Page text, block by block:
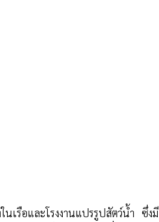
เรือและโรงงานแปรรูปสัตว์น้ำ ซึ่งมี